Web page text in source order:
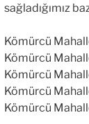
sağladığımız
Kömürcü
Kömürcü
Kömürcü
Kömürcü
Kömürcü